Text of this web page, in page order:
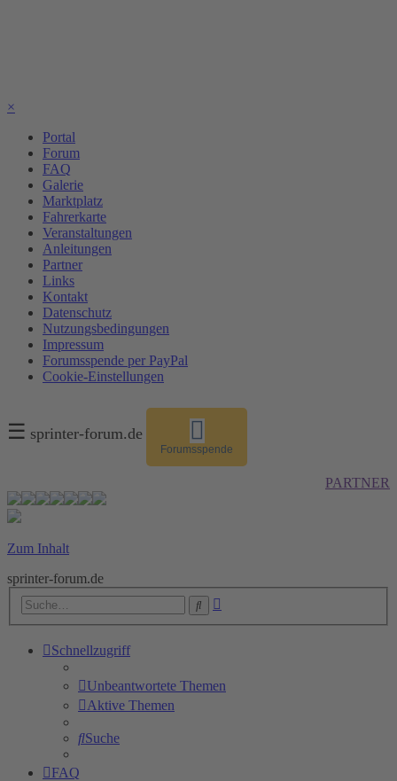
×
Portal
Forum
FAQ
Galerie
Marktplatz
Fahrerkarte
Veranstaltungen
Anleitungen
Partner
Links
Kontakt
Datenschutz
Nutzungsbedingungen
Impressum
Forumsspende per PayPal
Cookie-Einstellungen
☰ sprinter-forum.de
Forumsspende
PARTNER
Zum Inhalt
sprinter-forum.de
Suche
Schnellzugriff
Unbeantwortete Themen
Aktive Themen
Suche
FAQ